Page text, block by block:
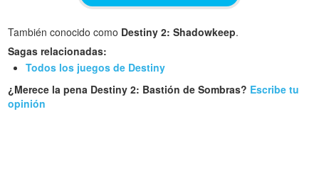
También conocido como Destiny 2: Shadowkeep.
Sagas relacionadas:
Todos los juegos de Destiny
¿Merece la pena Destiny 2: Bastión de Sombras? Escribe tu
opinión